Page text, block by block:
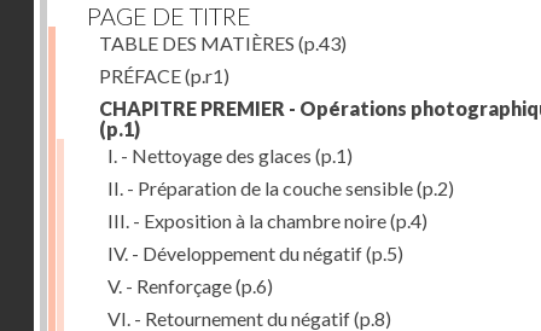
PAGE DE TITRE
TABLE DES MATIÈRES (p.43)
PRÉFACE(p.r1)
CHAPITRE PREMIER - Opérations
(p.1)
I. - Nettoyage des glaces (p.1)
II. - Préparation de la couche sensible(p.2)
III. - Exposition à la chambre noire(p.4)
IV. - Développement du négatif(p.5)
V. - Renforçage(p.6)
VI. - Retournement du négatif(p.8)